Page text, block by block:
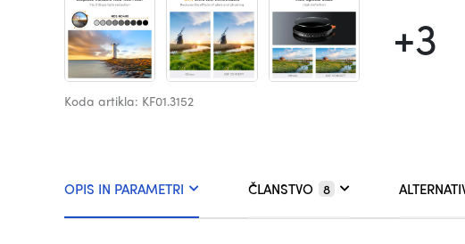
+3
Koda artikla: KF01.3152
OPIS IN PARAMETRI ČLANSTVO 8